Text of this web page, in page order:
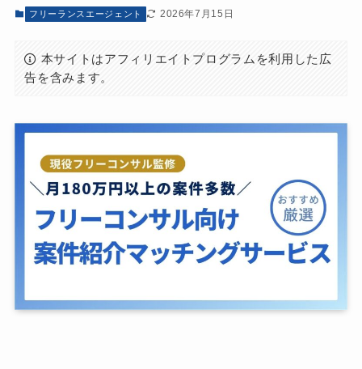
フリーランスエージェント 2026年7月15日
本サイトはアフィリエイトプログラムを利用した広
告を含みます。